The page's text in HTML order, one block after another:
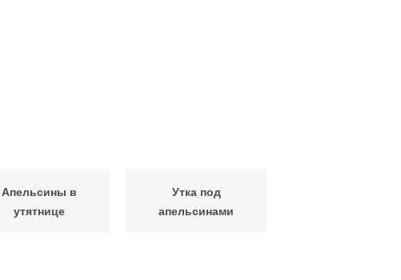
Апельсины в
утятнице
Утка под
апельсинами